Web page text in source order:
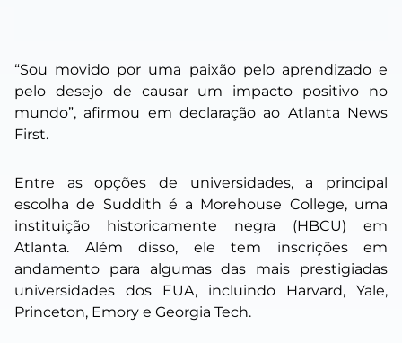
“Sou movido por uma paixão pelo aprendizado e
pelo desejo de causar um impacto positivo no
mundo”, afirmou em declaração ao Atlanta News
First.
Entre as opções de universidades, a principal
escolha de Suddith é a Morehouse College, uma
instituição historicamente negra (HBCU) em
Atlanta. Além disso, ele tem inscrições em
andamento para algumas das mais prestigiadas
universidades dos EUA, incluindo Harvard, Yale,
Princeton, Emory e Georgia Tech.